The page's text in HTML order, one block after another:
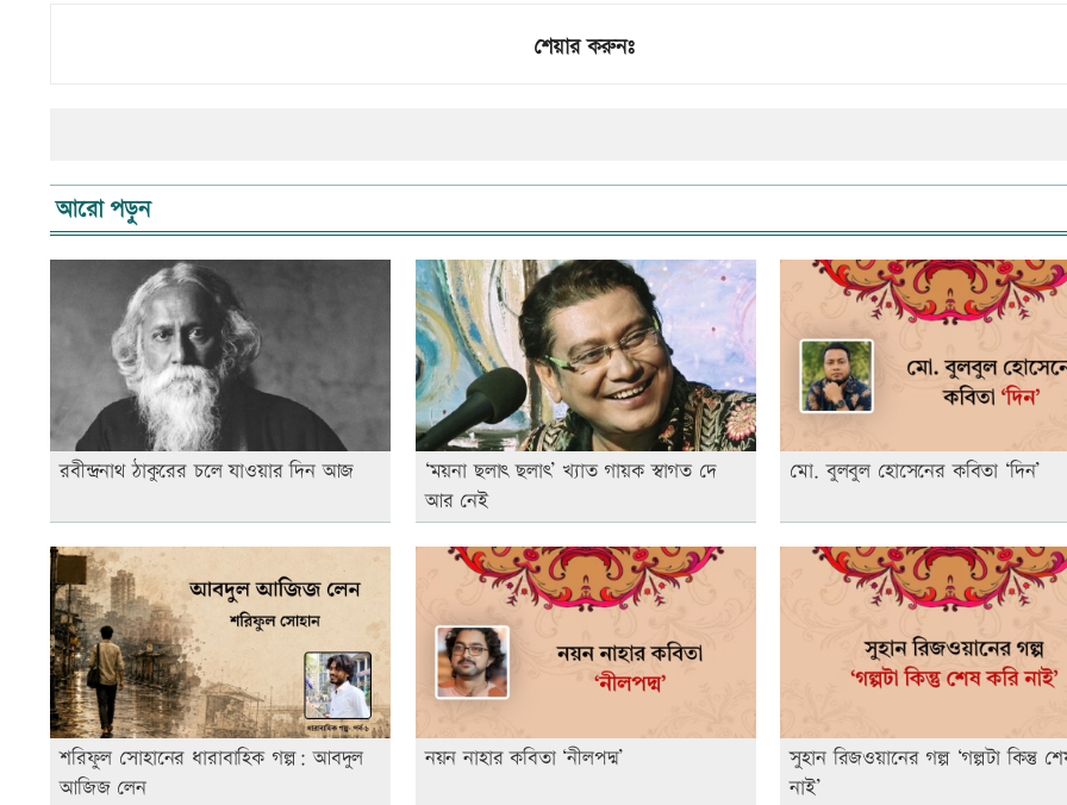
শেয়ার করুনঃ
আরো পড়ুন
রবীন্দ্রনাথ ঠাকুরের চলে যাওয়ার দিন আজ
‘ময়না ছলাৎ ছলাৎ’ খ্যাত গায়ক স্বাগত দে
আর নেই
মো. বুলবুল হোসেনের কবিতা ‘দিন’
শরিফুল সোহানের ধারাবাহিক গল্প: আবদুল
আজিজ লেন
নয়ন নাহার কবিতা ‘নীলপদ্ম’
সুহান রিজওয়ানের গল্প ‘গল্পটা কিন্তু
নাই’